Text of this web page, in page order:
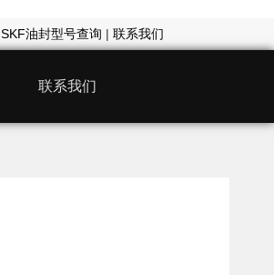
SKF油封型号查询 |联系我们
联系我们